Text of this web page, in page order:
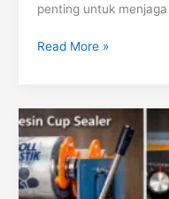
penting untuk menjaga
Read More »